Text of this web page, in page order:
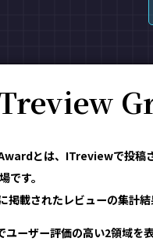
とは、ITreviewで投稿
です。
掲載されたレビューの集計
ーザー評価の高い2領域を表